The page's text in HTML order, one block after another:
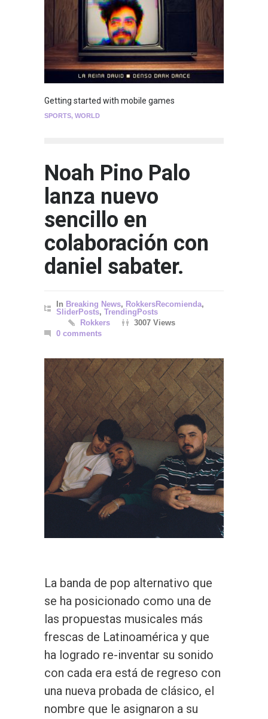
Getting started with mobile games
SPORTS, WORLD
Noah Pino Palo
lanza nuevo
sencillo en
colaboración con
daniel sabater.
In Breaking News, RokkersRecomienda,
SliderPosts, TrendingPosts
Rokkers
3007 Views
0 comments
La banda de pop alternativo que
se ha posicionado como una de
las propuestas musicales más
frescas de Latinoamérica y que
ha logrado re-inventar su sonido
con cada era está de regreso con
una nueva probada de clásico, el
nombre que le asignaron a su